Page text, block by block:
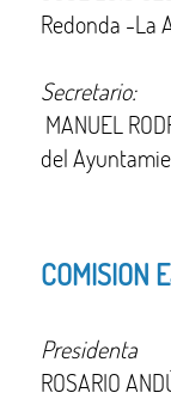
Redonda -La
Secretario:
MANUEL
del
COMISION
Presidenta
ROSARIO